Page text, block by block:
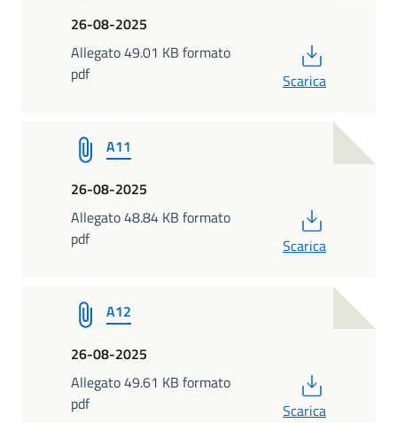
26-08-2025
Allegato 49.01 KB formato
pdf
Scarica
A11
26-08-2025
Allegato 48.84 KB formato
pdf
Scarica
A12
26-08-2025
Allegato 49.61 KB formato
pdf
Scarica